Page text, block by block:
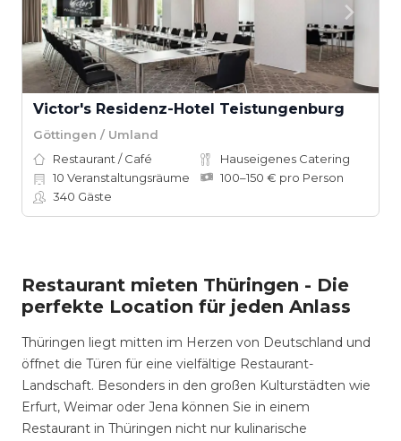
Victor's Residenz-Hotel Teistungenburg
Göttingen / Umland
Restaurant / Café
Hauseigenes Catering
10 Veranstaltungsräume
100–150 € pro Person
340 Gäste
Restaurant mieten Thüringen - Die
perfekte Location für jeden Anlass
Thüringen liegt mitten im Herzen von Deutschland und
öffnet die Türen für eine vielfältige Restaurant-
Landschaft. Besonders in den großen Kulturstädten wie
Erfurt, Weimar oder Jena können Sie in einem
Restaurant in Thüringen nicht nur kulinarische